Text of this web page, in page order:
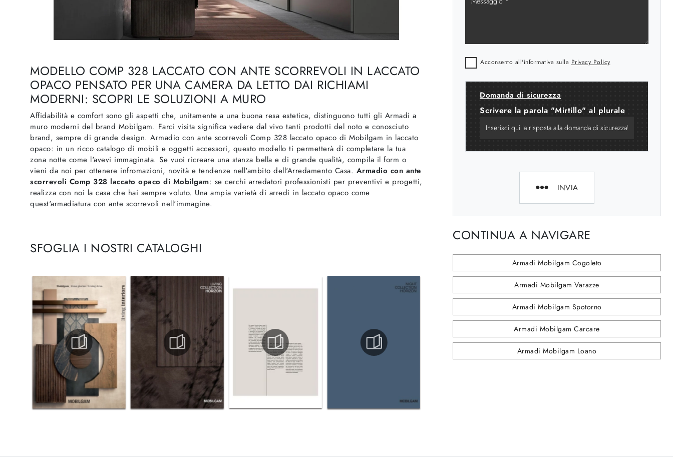
MODELLO COMP 328 LACCATO CON ANTE SCORREVOLI IN LACCATO
OPACO PENSATO PER UNA CAMERA DA LETTO DAI RICHIAMI
MODERNI: SCOPRI LE SOLUZIONI A MURO
Affidabilità e comfort sono gli aspetti che, unitamente a una buona resa estetica, distinguono tutti gli Armadi a
muro moderni del brand Mobilgam. Farci visita significa vedere dal vivo tanti prodotti del noto e conosciuto
brand, sempre di grande design. Armadio con ante scorrevoli Comp 328 laccato opaco di Mobilgam in laccato
opaco: in un ricco catalogo di mobili e oggetti accessori, questo modello ti permetterà di completare la tua
zona notte come l'avevi immaginata. Se vuoi ricreare una stanza bella e di grande qualità, compila il form o
vieni da noi per ottenere infromazioni, novità e tendenze nell'ambito dell'Arredamento Casa. Armadio con ante
scorrevoli Comp 328 laccato opaco di Mobilgam: se cerchi arredatori professionisti per preventivi e progetti,
realizza con noi la casa che hai sempre voluto. Una ampia varietà di arredi in laccato opaco come
quest'armadiatura con ante scorrevoli nell'immagine.
SFOGLIA I NOSTRI CATALOGHI
Acconsento all'informativa sulla Privacy Policy
Domanda di sicurezza
Scrivere la parola "Mirtillo" al plurale
INVIA
CONTINUA A NAVIGARE
Armadi Mobilgam Cogoleto
Armadi Mobilgam Varazze
Armadi Mobilgam Spotorno
Armadi Mobilgam Carcare
Armadi Mobilgam Loano